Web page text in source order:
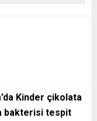
Kinder çikolata
bakterisi tespit